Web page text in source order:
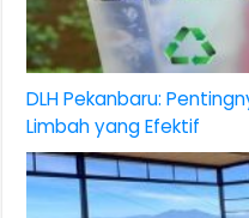
DLH Pekanbaru:
Limbah yang Efektif